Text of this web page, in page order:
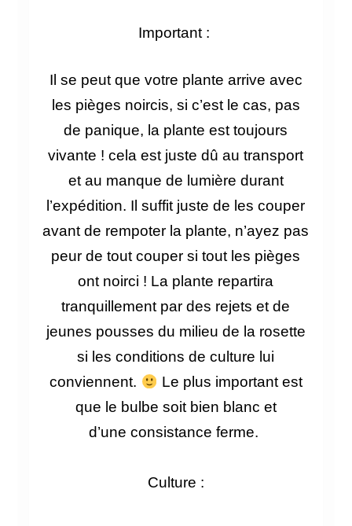
Important :
Il se peut que votre plante arrive avec
les pièges noircis, si c’est le cas, pas
de panique, la plante est toujours
vivante ! cela est juste dû au transport
et au manque de lumière durant
l’expédition. Il suffit juste de les couper
avant de rempoter la plante, n’ayez pas
peur de tout couper si tout les pièges
ont noirci ! La plante repartira
tranquillement par des rejets et de
jeunes pousses du milieu de la rosette
si les conditions de culture lui
conviennent.
Le plus important est
que le bulbe soit bien blanc et
d’uneconsistance ferme.
Culture :